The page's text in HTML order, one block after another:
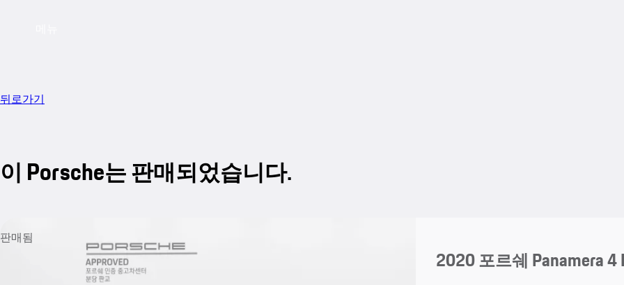
뒤로가기
이 Porsche는 판매되었습니다.
판매됨
2020 포르쉐 Panamera 4